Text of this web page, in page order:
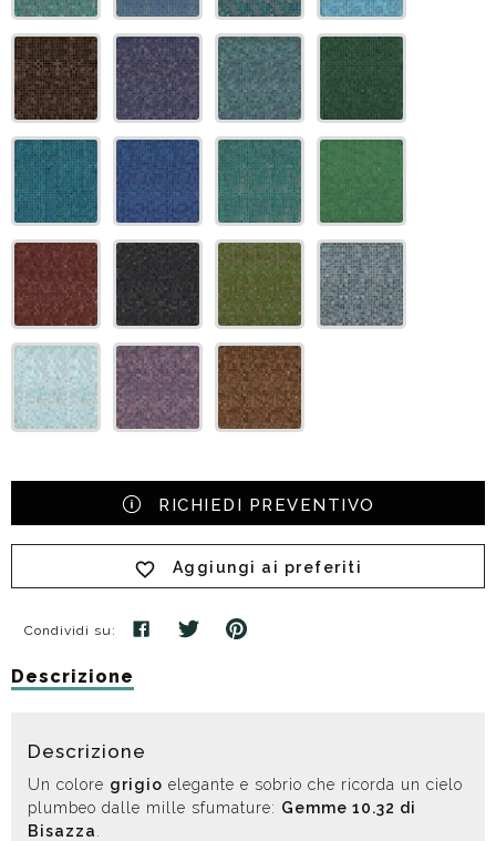
RICHIEDI PREVENTIVO
Aggiungi ai preferiti
Condividi su:
Descrizione
Descrizione
Un colore grigio elegante e sobrio che ricorda un cielo
plumbeo dalle mille sfumature: Gemme 10.32 di
Bisazza